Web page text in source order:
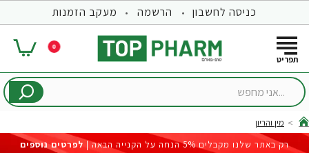
כניסה לחשבון הרשמה מעקב הזמנות
0
...אני
home
מין והריון
רק באתר שלנו מקבלים 5% הנחה על הקנייה הבאה |
לפרטים נוספים